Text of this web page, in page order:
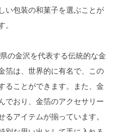
い包装の和菓子を選ぶことが
の金沢を代表する伝統的な金
箔は、世界的に有名で、この
ることができます。また、金
でおり、金箔のアクセサリー
アイテムが揃っています。